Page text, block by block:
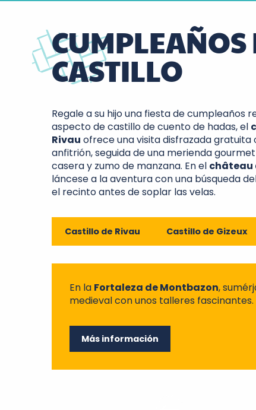
CUMPLEAÑOS
CASTILLO
Regale a su hijo una fiesta de cumpleaños
aspecto de castillo de cuento de hadas, el
Rivau ofrece una visita disfrazada gratuita
anfitrión, seguida de una merienda
casera y zumo de manzana. En el château
láncese a la aventura con una búsqueda
el recinto antes de soplar las velas.
Castillo de Rivau Castillo de Gizeux
En la Fortaleza de Montbazon,
medieval con unos talleres fascinantes.
Más información